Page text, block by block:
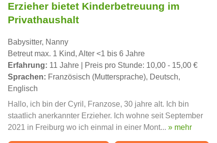
Erzieher bietet Kinderbetreuung im
Privathaushalt
Babysitter, Nanny
Betreut max. 1 Kind, Alter <1 bis 6 Jahre
Erfahrung: 11 Jahre | Preis pro Stunde: 10,00 - 15,00 €
Sprachen: Französisch (Muttersprache), Deutsch,
Englisch
Hallo, ich bin der Cyril, Franzose, 30 jahre alt. Ich bin
staatlich anerkannter Erzieher. Ich wohne seit September
2021 in Freiburg wo ich einmal in einer Mont... » mehr